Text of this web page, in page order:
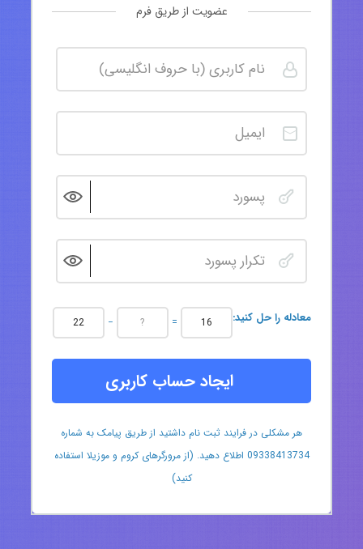
عضویت از طریق فرم
:معادله را حل کنید − =
ایجاد حساب کاربری
هر مشکلی در فرایند ثبت نام داشتید از طریق پیامک به شماره
09338413734 اطلاع دهید. (از مرورگرهای کروم و موزیلا استفاده
کنید)